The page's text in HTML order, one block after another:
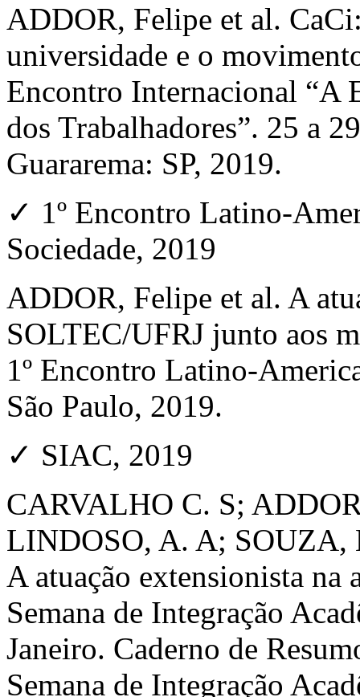
ADDOR, Felipe et al.
universidade e o
Encontro Internacional “A
dos Trabalhadores”. 25 a
Guararema: SP, 2019.
✓ 1º Encontro Latino-
Sociedade, 2019
ADDOR, Felipe et al. A
SOLTEC/UFRJ junto aos
1º Encontro Latino-
São Paulo, 2019.
✓ SIAC, 2019
CARVALHO C. S;
LINDOSO, A. A; SOUZA,
A atuação extensionista
Semana de Integração
Janeiro. Caderno de
Semana de Integração